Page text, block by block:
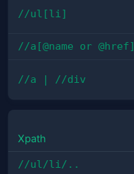
//ul[li]
//a[@name or @href]
//a | //div
Xpath
//ul/li/..